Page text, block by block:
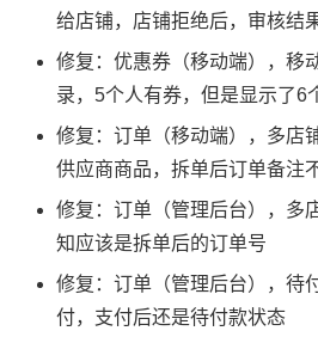
给店铺，店铺拒绝后，审核结
修复：优惠券（移动端），移
录，5个人有券，但是显示了6
修复：订单（移动端），多店
供应商商品，拆单后订单备注
修复：订单（管理后台），多
知应该是拆单后的订单号
修复：订单（管理后台），待
付，支付后还是待付款状态